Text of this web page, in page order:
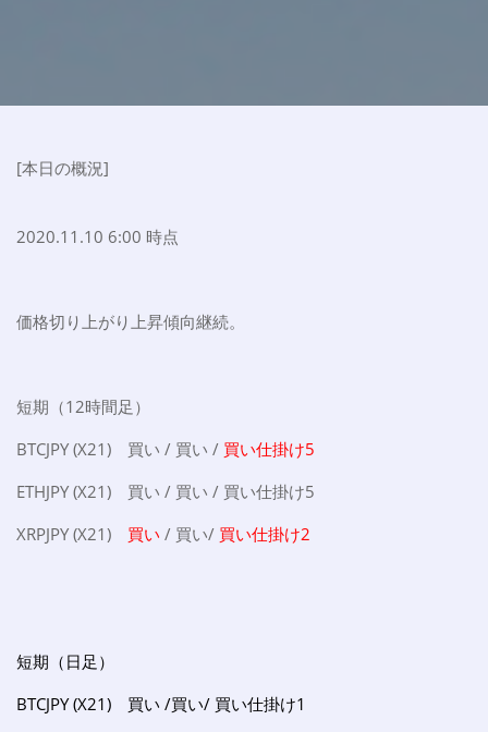
[本日の概況]
2020.11.10 6:00 時点
価格切り上がり上昇傾向継続。
短期（12時間足）
BTCJPY (X21) 買い / 買い / 買い仕掛け5
ETHJPY (X21) 買い / 買い / 買い仕掛け5
XRPJPY (X21) 買い / 買い/ 買い仕掛け2
短期（日足）
BTCJPY (X21) 買い /買い/ 買い仕掛け1